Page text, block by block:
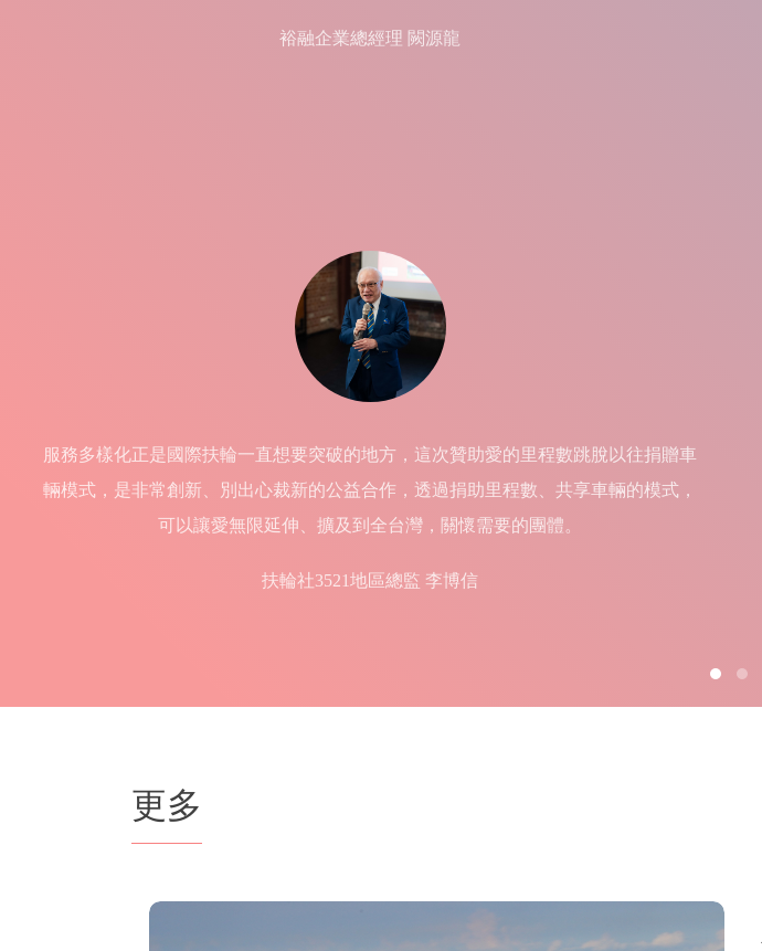
裕融企業總經理 闕源龍
服務多樣化正是國際扶輪一直想要突破的地方，這次贊助愛的里程數跳脫以往捐贈車
輛模式，是非常創新、別出心裁新的公益合作，透過捐助里程數、共享車輛的模式，
可以讓愛無限延伸、擴及到全台灣，關懷需要的團體。
扶輪社3521地區總監 李博信
更多